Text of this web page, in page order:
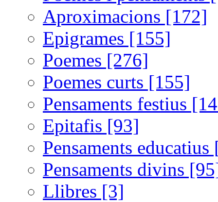
Aproximacions [172]
Epigrames [155]
Poemes [276]
Poemes curts [155]
Pensaments festius
Epitafis [93]
Pensaments
Pensaments divins
Llibres [3]